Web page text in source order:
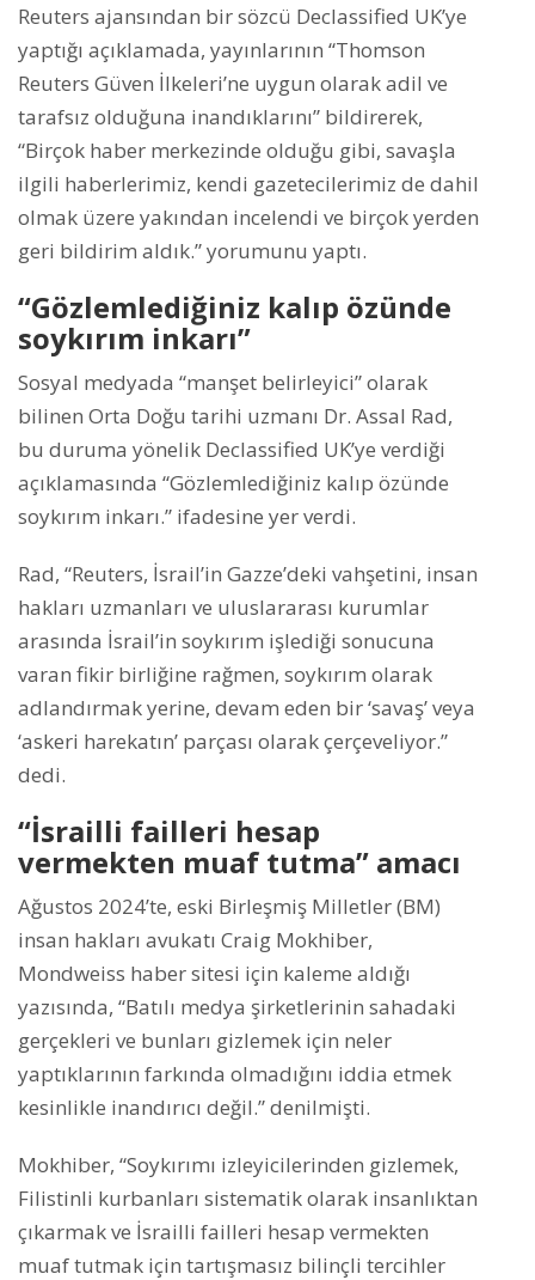
Reuters ajansından bir sözcü Declassified UK’ye
yaptığı açıklamada, yayınlarının “Thomson
Reuters Güven İlkeleri’ne uygun olarak adil ve
tarafsız olduğuna inandıklarını” bildirerek,
“Birçok haber merkezinde olduğu gibi, savaşla
ilgili haberlerimiz, kendi gazetecilerimiz de dahil
olmak üzere yakından incelendi ve birçok yerden
geri bildirim aldık.” yorumunu yaptı.
“Gözlemlediğiniz kalıp özünde
soykırım inkarı”
Sosyal medyada “manşet belirleyici” olarak
bilinen Orta Doğu tarihi uzmanı Dr. Assal Rad,
bu duruma yönelik Declassified UK’ye verdiği
açıklamasında “Gözlemlediğiniz kalıp özünde
soykırım inkarı.” ifadesine yer verdi.
Rad, “Reuters, İsrail’in Gazze’deki vahşetini, insan
hakları uzmanları ve uluslararası kurumlar
arasında İsrail’in soykırım işlediği sonucuna
varan fikir birliğine rağmen, soykırım olarak
adlandırmak yerine, devam eden bir ‘savaş’ veya
‘askeri harekatın’ parçası olarak çerçeveliyor.”
dedi.
“İsrailli failleri hesap
vermekten muaf tutma” amacı
Ağustos 2024’te, eski Birleşmiş Milletler (BM)
insan hakları avukatı Craig Mokhiber,
Mondweiss haber sitesi için kaleme aldığı
yazısında, “Batılı medya şirketlerinin sahadaki
gerçekleri ve bunları gizlemek için neler
yaptıklarının farkında olmadığını iddia etmek
kesinlikle inandırıcı değil.” denilmişti.
Mokhiber, “Soykırımı izleyicilerinden gizlemek,
Filistinli kurbanları sistematik olarak insanlıktan
çıkarmak ve İsrailli failleri hesap vermekten
muaf tutmak için tartışmasız bilinçli tercihler